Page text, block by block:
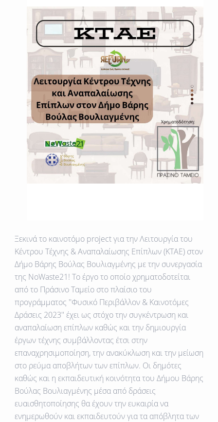
Ξεκινά το καινοτόμο project για την Λειτουργία του
Κέντρου Τέχνης & Αναπαλαίωσης Επίπλων (ΚΤΑΕ) στον
Δήμο Βάρης Βούλας Βουλιαγμένης με την συνεργασία
της NoWaste21! Το έργο το οποίο χρηματοδοτείται
από το Πράσινο Ταμείο στο πλαίσιο του
προγράμματος ''Φυσικό Περιβάλλον & Καινοτόμες
Δράσεις 2023'' έχει ως στόχο την συγκέντρωση και
αναπαλαίωση επίπλων καθώς και την δημιουργία
έργων τέχνης συμβάλλοντας έτσι στην
επαναχρησιμοποίηση, την ανακύκλωση και την μείωση
στο ρεύμα αποβλήτων των επίπλων. Οι δημότες
καθώς και η εκπαιδευτική κοινότητα του Δήμου Βάρης
Βούλας Βουλιαγμένης μέσα από δράσεις
ευαισθητοποίησης θα έχουν την ευκαιρία να
ενημερωθούν και εκπαιδευτούν για τα απόβλητα των